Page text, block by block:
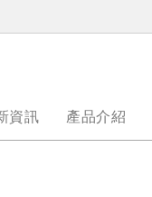
資訊 產品介紹